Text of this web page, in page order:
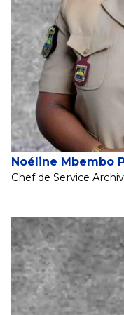
Noéline Mbembo
Chef de Service